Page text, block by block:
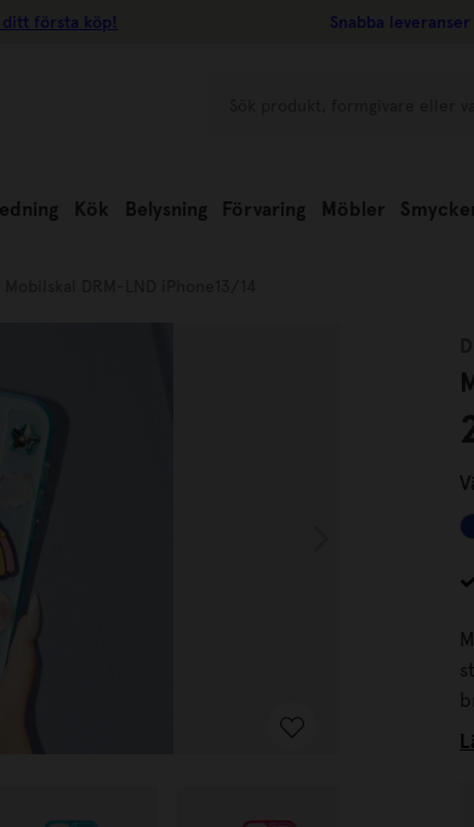
ditt första köp! Snabba leveranser
Kök Belysning Förvaring Möbler
stil. Skalen är
bra i